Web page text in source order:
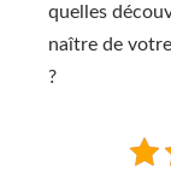
quelles
naître de
?